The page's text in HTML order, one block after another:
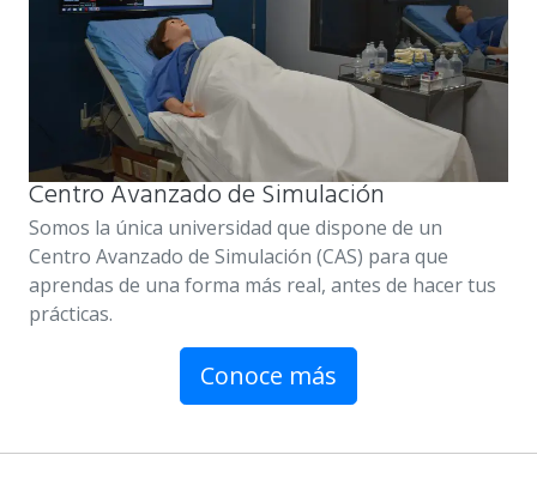
Centro Avanzado de Simulación
Somos la única universidad que dispone de un
Centro Avanzado de Simulación (CAS) para que
aprendas de una forma más real, antes de hacer tus
prácticas.
Conoce más